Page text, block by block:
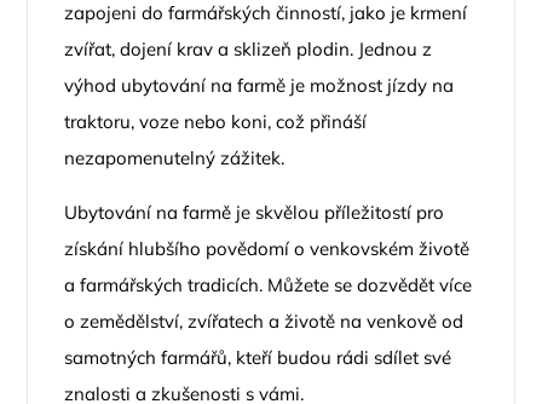
zapojeni do farmářských činností, jako je krmení
zvířat, dojení krav a sklizeň plodin. Jednou z
výhod ubytování na farmě je možnost jízdy na
traktoru, voze nebo koni, což přináší
nezapomenutelný zážitek.
Ubytování na farmě je skvělou příležitostí pro
získání hlubšího povědomí o venkovském životě
a farmářských tradicích. Můžete se dozvědět více
o zemědělství, zvířatech a životě na venkově od
samotných farmářů, kteří budou rádi sdílet své
znalosti a zkušenosti s vámi.